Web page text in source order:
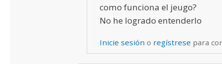
como funciona el jeugo?
No he logrado entenderlo
Inicie sesión o regístrese para